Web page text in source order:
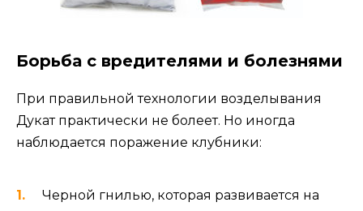
Борьба с вредителями и болезнями
При правильной технологии возделывания
Дукат практически не болеет. Но иногда
наблюдается поражение клубники:
Черной гнилью, которая развивается на